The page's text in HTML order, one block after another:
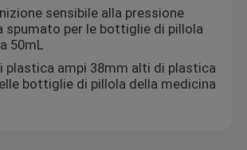
della bottiglia
su ordinazione
sensibile alla pressione
spumato per le bottiglie di pillola
50mL
plastica ampi 38mm alti di plastica
bottiglie di pillola della medicina